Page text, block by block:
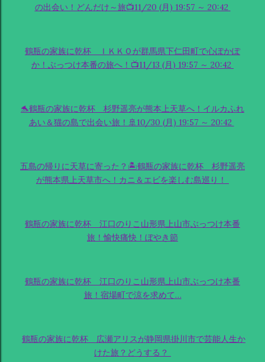
の出会い！どんだけ～旅📺11/20 (月) 19:57 ～ 20:42
鶴瓶の家族に乾杯 ＩＫＫＯが群馬県下仁田町で心ぽかぽ
か！ぶっつけ本番の旅へ！📺11/13 (月) 19:57 ～ 20:42
🐬鶴瓶の家族に乾杯 杉野遥亮が熊本上天草へ！イルカふれ
あい＆猫の島で出会い旅！🚢10/30 (月) 19:57 ～ 20:42
五島の帰りに天草に寄った？🏝鶴瓶の家族に乾杯 杉野遥亮
が熊本県上天草市へ！カニ＆エビを楽しむ島巡り！
鶴瓶の家族に乾杯 江口のりこ山形県上山市ぶっつけ本番
旅！愉快痛快！ぼやき節
鶴瓶の家族に乾杯 江口のりこ山形県上山市ぶっつけ本番
旅！宿場町で涼を求めて…
鶴瓶の家族に乾杯 広瀬アリスが静岡県掛川市で芸能人生か
けた旅？どうする？